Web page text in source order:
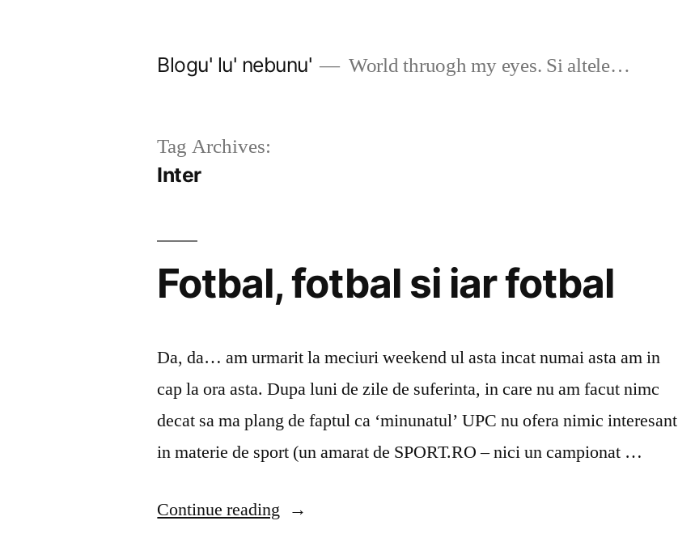
Blogu' lu' nebunu' World thruogh my eyes. Si altele…
Tag Archives:
Inter
Fotbal, fotbal si iar fotbal
Da, da… am urmarit la meciuri weekend ul asta incat numai asta am in
cap la ora asta. Dupa luni de zile de suferinta, in care nu am facut nimc
decat sa ma plang de faptul ca ‘minunatul’ UPC nu ofera nimic interesant
in materie de sport (un amarat de SPORT.RO – nici un campionat …
Continue reading “Fotbal,